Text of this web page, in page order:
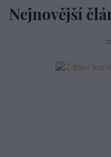
Nejnovější